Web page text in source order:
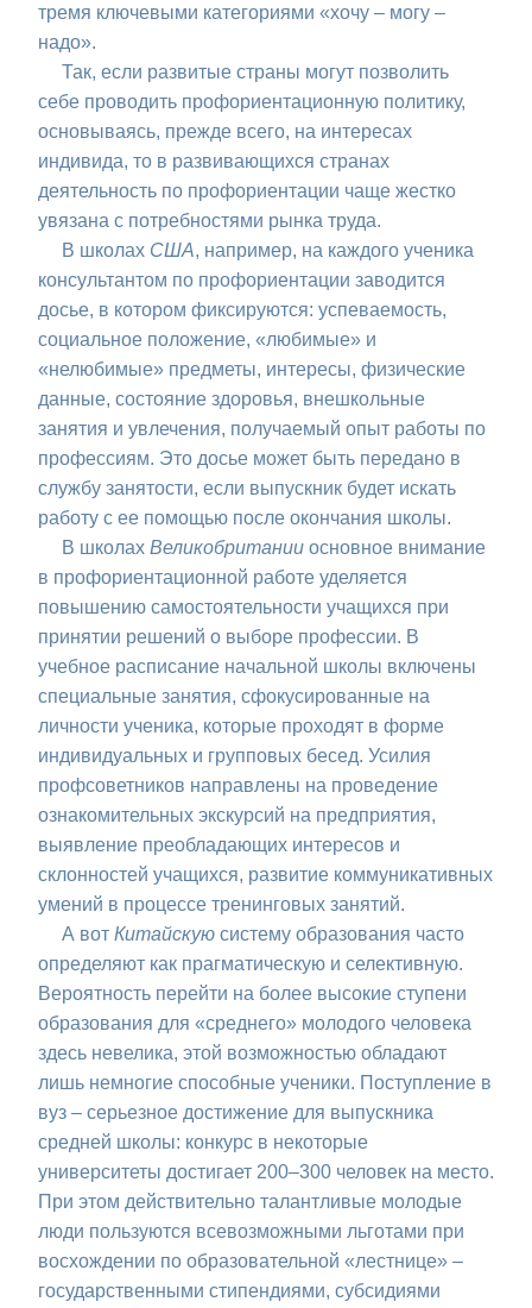
тремя ключевыми категориями «хочу – могу –
надо».
Так, если развитые страны могут позволить
себе проводить профориентационную политику,
основываясь, прежде всего, на интересах
индивида, то в развивающихся странах
деятельность по профориентации чаще жестко
увязана с потребностями рынка труда.
В школах США, например, на каждого ученика
консультантом по профориентации заводится
досье, в котором фиксируются: успеваемость,
социальное положение, «любимые» и
«нелюбимые» предметы, интересы, физические
данные, состояние здоровья, внешкольные
занятия и увлечения, получаемый опыт работы по
профессиям. Это досье может быть передано в
службу занятости, если выпускник будет искать
работу с ее помощью после окончания школы.
В школах Великобритании основное внимание
в профориентационной работе уделяется
повышению самостоятельности учащихся при
принятии решений о выборе профессии. В
учебное расписание начальной школы включены
специальные занятия, сфокусированные на
личности ученика, которые проходят в форме
индивидуальных и групповых бесед. Усилия
профсоветников направлены на проведение
ознакомительных экскурсий на предприятия,
выявление преобладающих интересов и
склонностей учащихся, развитие коммуникативных
умений в процессе тренинговых занятий.
А вот Китайскую систему образования часто
определяют как прагматическую и селективную.
Вероятность перейти на более высокие ступени
образования для «среднего» молодого человека
здесь невелика, этой возможностью обладают
лишь немногие способные ученики. Поступление в
вуз – серьезное достижение для выпускника
средней школы: конкурс в некоторые
университеты достигает 200–300 человек на место.
При этом действительно талантливые молодые
люди пользуются всевозможными льготами при
восхождении по образовательной «лестнице» –
государственными стипендиями, субсидиями